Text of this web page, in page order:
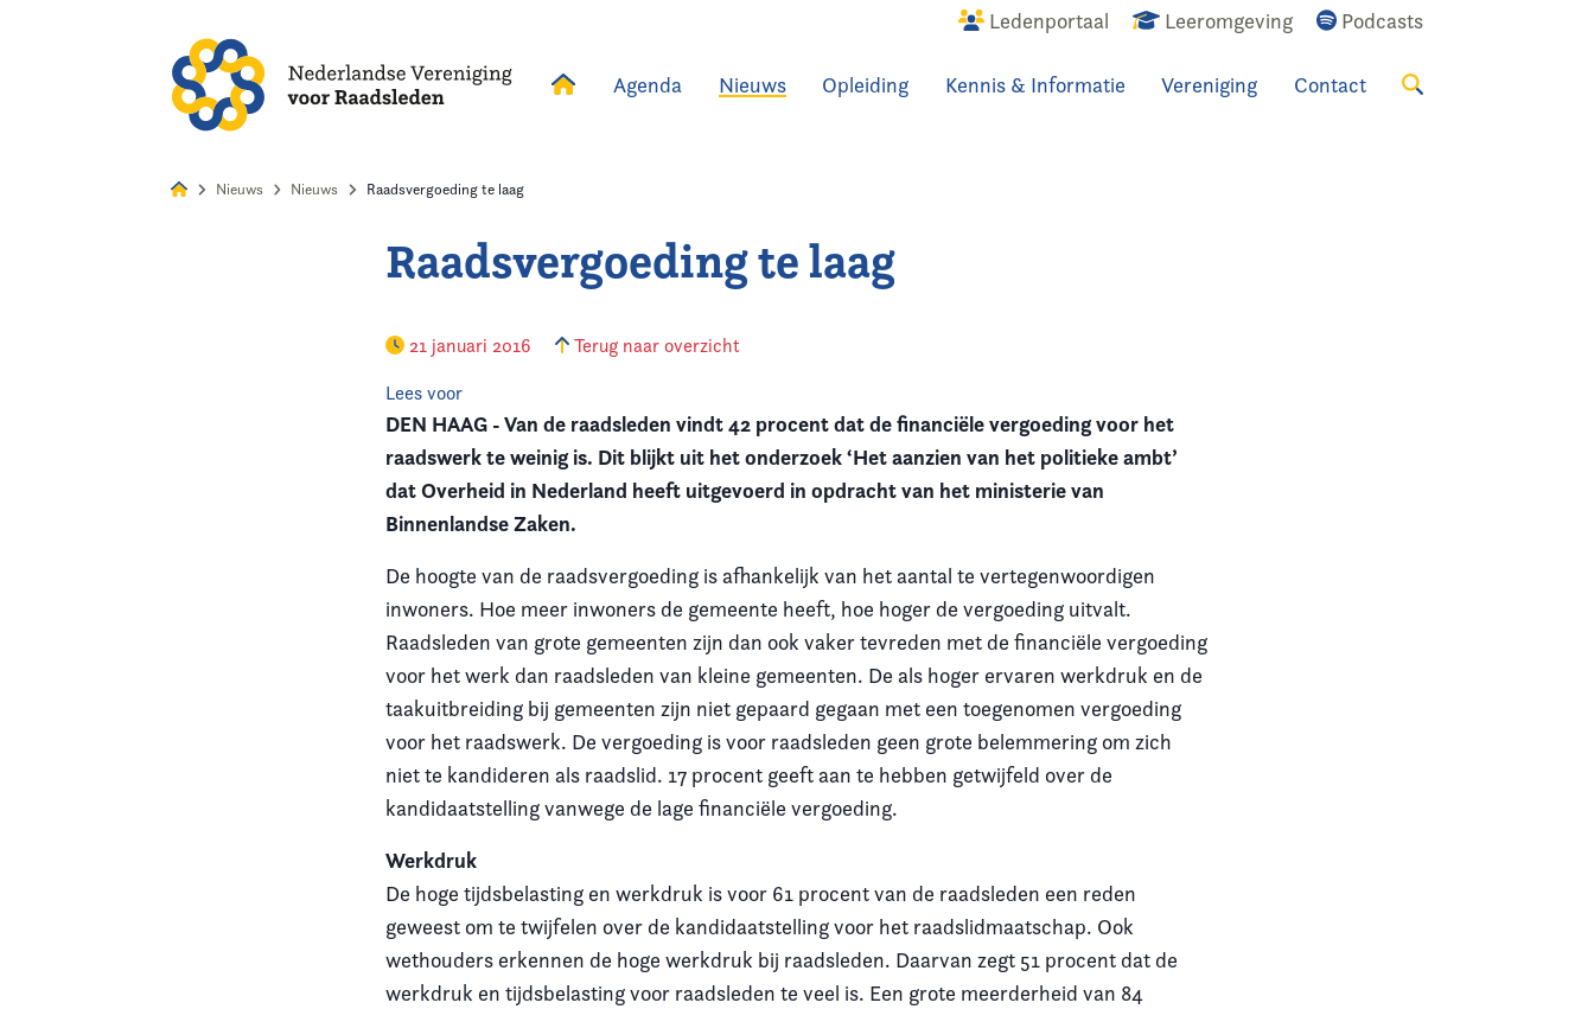
Ledenportaal Leeromgeving Podcasts
Agenda Nieuws Opleiding Kennis & Informatie Vereniging Contact
Nieuws Nieuws Raadsvergoeding te laag
Raadsvergoeding te laag
21 januari 2016 Terug naar overzicht
Lees voor
DEN HAAG - Van de raadsleden vindt 42 procent dat de financiële vergoeding voor het
raadswerk te weinig is. Dit blijkt uit het onderzoek ‘Het aanzien van het politieke ambt’
dat Overheid in Nederland heeft uitgevoerd in opdracht van het ministerie van
Binnenlandse Zaken.
De hoogte van de raadsvergoeding is afhankelijk van het aantal te vertegenwoordigen
inwoners. Hoe meer inwoners de gemeente heeft, hoe hoger de vergoeding uitvalt.
Raadsleden van grote gemeenten zijn dan ook vaker tevreden met de financiële vergoeding
voor het werk dan raadsleden van kleine gemeenten. De als hoger ervaren werkdruk en de
taakuitbreiding bij gemeenten zijn niet gepaard gegaan met een toegenomen vergoeding
voor het raadswerk. De vergoeding is voor raadsleden geen grote belemmering om zich
niet te kandideren als raadslid. 17 procent geeft aan te hebben getwijfeld over de
kandidaatstelling vanwege de lage financiële vergoeding.
Werkdruk
De hoge tijdsbelasting en werkdruk is voor 61 procent van de raadsleden een reden
geweest om te twijfelen over de kandidaatstelling voor het raadslidmaatschap. Ook
wethouders erkennen de hoge werkdruk bij raadsleden. Daarvan zegt 51 procent dat de
werkdruk en tijdsbelasting voor raadsleden te veel is. Een grote meerderheid van 84